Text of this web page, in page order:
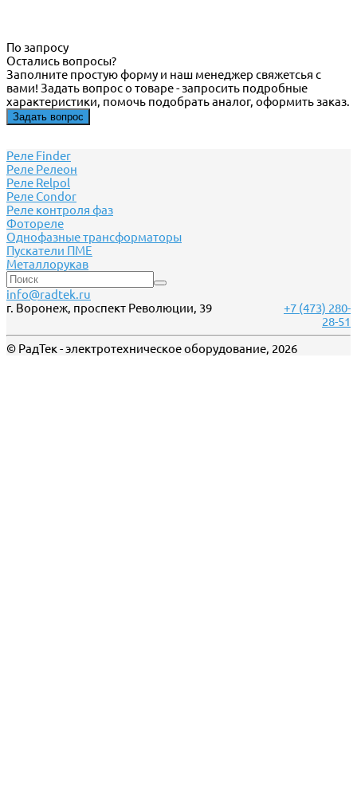
По запросу
Остались вопросы?
Заполните простую форму и наш менеджер свяжетсья с
вами! Задать вопрос о товаре - запросить подробные
характеристики, помочь подобрать аналог, оформить заказ.
Задать вопрос
Реле Finder
Реле Релеон
Реле Relpol
Реле Сondor
Реле контроля фаз
Фотореле
Однофазные трансформаторы
Пускатели ПМЕ
Металлорукав
info@radtek.ru
г. Воронеж, проспект Революции, 39
+7 (473) 280-
28-51
© РадТек - электротехническое оборудование, 2026